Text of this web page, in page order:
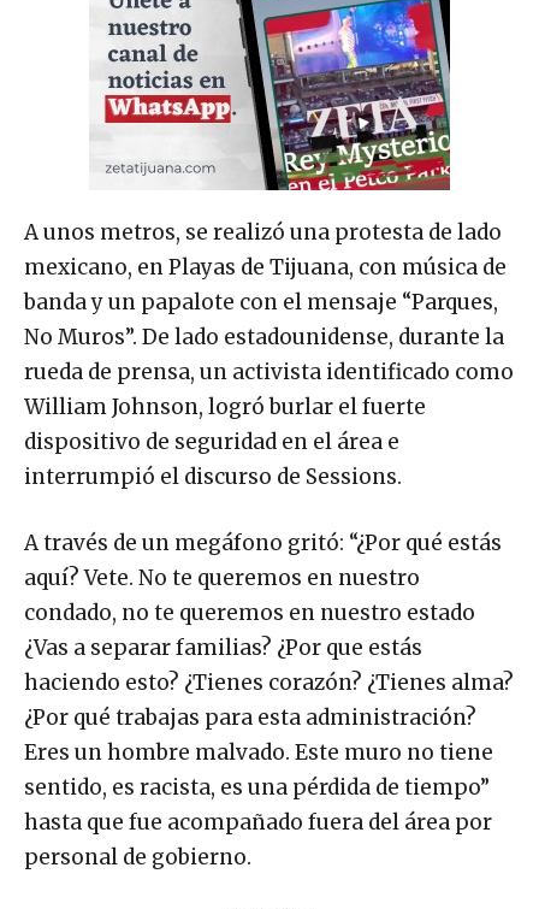
A unos metros, se realizó una protesta de lado
mexicano, en Playas de Tijuana, con música de
banda y un papalote con el mensaje “Parques,
No Muros”. De lado estadounidense, durante la
rueda de prensa, un activista identificado como
William Johnson, logró burlar el fuerte
dispositivo de seguridad en el área e
interrumpió el discurso de Sessions.
A través de un megáfono gritó: “¿Por qué estás
aquí? Vete. No te queremos en nuestro
condado, no te queremos en nuestro estado
¿Vas a separar familias? ¿Por que estás
haciendo esto? ¿Tienes corazón? ¿Tienes alma?
¿Por qué trabajas para esta administración?
Eres un hombre malvado. Este muro no tiene
sentido, es racista, es una pérdida de tiempo”
hasta que fue acompañado fuera del área por
personal de gobierno.